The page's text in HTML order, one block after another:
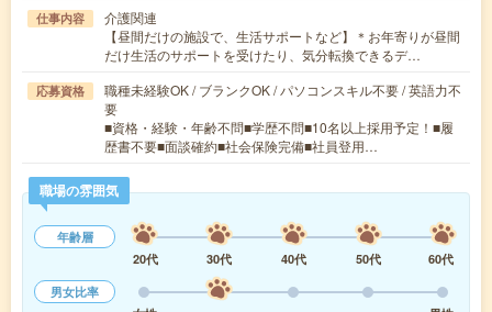
仕事内容
介護関連
【昼間だけの施設で、生活サポートなど】＊お年寄りが昼間
だけ生活のサポートを受けたり、気分転換できるデ…
応募資格
職種未経験OK / ブランクOK / パソコンスキル不要 / 英語力不
要
■資格・経験・年齢不問■学歴不問■10名以上採用予定！■履
歴書不要■面談確約■社会保険完備■社員登用…
職場の雰囲気
年齢層
20代
30代 40代 50代
60代
男女比率